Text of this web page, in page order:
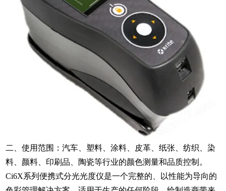
二、使用范围：汽车、塑料、涂料、皮革、纸张、纺织、染
料、颜料、印刷品、陶瓷等行业的颜色测量和品质控制。
Ci6X系列便携式分光光度仪是一个完整的、以性能为导向的